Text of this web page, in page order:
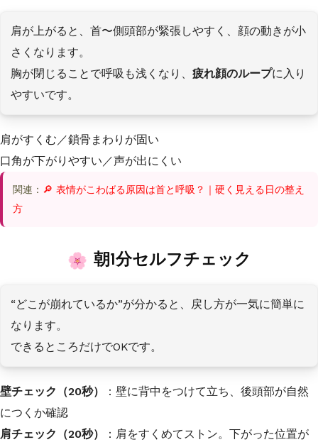
肩が上がると、首〜側頭部が緊張しやすく、顔の動きが小
さくなります。
胸が閉じることで呼吸も浅くなり、 疲れ顔のループに入り
やすいです。
肩がすくむ／鎖骨まわりが固い
口角が下がりやすい／声が出にくい
関連： 🔎 表情がこわばる原因は首と呼吸？｜硬く見える日の整え
方
朝1分セルフチェック
“どこが崩れているか”が分かると、戻し方が一気に簡単に
なります。
できるところだけでOKです。
壁チェック（20秒）
：壁に背中をつけて立ち、後頭部が自然
につくか確認
肩チェック（20秒）
：肩をすくめてストン。下がった位置が